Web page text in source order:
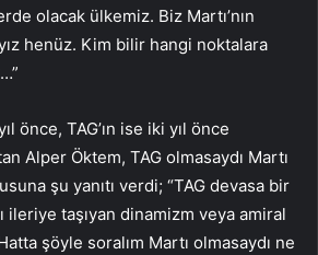
olacak ülkemiz. Biz Martı’nın
henüz. Kim bilir hangi noktalara
önce, TAG’ın ise iki yıl önce
Alper Öktem, TAG olmasaydı Martı
şu yanıtı verdi; “TAG devasa bir
ileriye taşıyan dinamizm veya amiral
şöyle soralım Martı olmasaydı ne